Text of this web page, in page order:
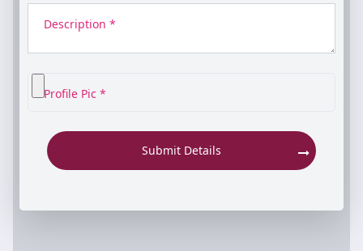
Description *
Profile Pic *
Submit Details